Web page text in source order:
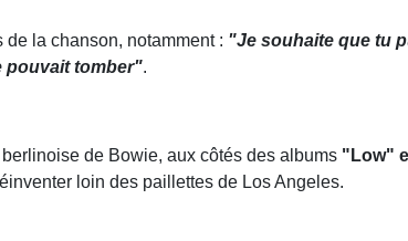
la chanson, notamment : "Je souhaite que tu
pouvait tomber".
de Bowie, aux côtés des albums "Low"
loin des paillettes de Los Angeles.